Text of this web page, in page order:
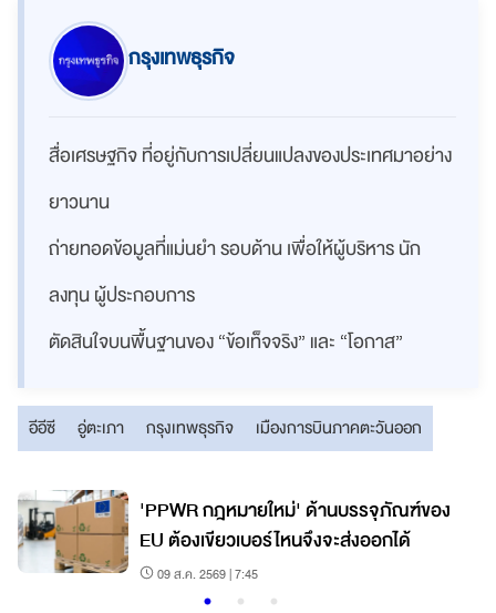
กรุงเทพธุรกิจ
สื่อเศรษฐกิจ ที่อยู่กับการเปลี่ยนแปลงของประเทศมาอย่าง
ยาวนาน
ถ่ายทอดข้อมูลที่แม่นยำ รอบด้าน เพื่อให้ผู้บริหาร นัก
ลงทุน ผู้ประกอบการ
ตัดสินใจบนพื้นฐานของ “ข้อเท็จจริง” และ “โอกาส”
อีอีซี อู่ตะเภา กรุงเทพธุรกิจ เมืองการบินภาคตะวันออก
'PPWR กฎหมายใหม่' ด้านบรรจุภัณฑ์ของ
EU ต้องเขียวเบอร์ไหนจึงจะส่งออกได้
09 ส.ค. 2569 | 7:45